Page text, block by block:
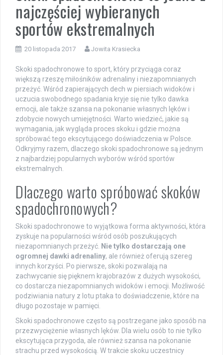
najczęściej wybieranych
sportów ekstremalnych
20 listopada 2017 Jowita Krasiecka
Skoki spadochronowe to sport, który przyciąga coraz
większą rzeszę miłośników adrenaliny i niezapomnianych
przeżyć. Wśród zapierających dech w piersiach widoków i
uczucia swobodnego spadania kryje się nie tylko dawka
emocji, ale także szansa na pokonanie własnych lęków i
zdobycie nowych umiejętności. Warto wiedzieć, jakie są
wymagania, jak wygląda proces skoku i gdzie można
spróbować tego ekscytującego doświadczenia w Polsce.
Odkryjmy razem, dlaczego skoki spadochronowe są jednym
z najbardziej popularnych wyborów wśród sportów
ekstremalnych.
Dlaczego warto spróbować skoków
spadochronowych?
Skoki spadochronowe to wyjątkowa forma aktywności, która
zyskuje na popularności wśród osób poszukujących
niezapomnianych przeżyć. Nie tylko dostarczają one
ogromnej dawki adrenaliny, ale również oferują szereg
innych korzyści. Po pierwsze, skoki pozwalają na
zachwycanie się pięknem krajobrazów z dużych wysokości,
co dostarcza niezapomnianych widoków i emocji. Możliwość
podziwiania natury z lotu ptaka to doświadczenie, które na
długo pozostaje w pamięci.
Skoki spadochronowe często są postrzegane jako sposób na
przezwyciężenie własnych lęków. Dla wielu osób to nie tylko
ekscytująca przygoda, ale również szansa na pokonanie
strachu przed wysokością. W trakcie skoku uczestnicy